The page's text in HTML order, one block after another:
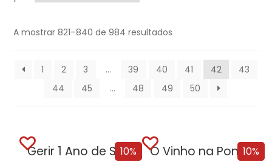
A mostrar 821–840 de 984 resultados
1 2 3 … 39 40 41 42
43
44
45 … 48 49 50
10%
Gerir 1 Ano de Stress
10%
O Vinho na Ponta da Língua